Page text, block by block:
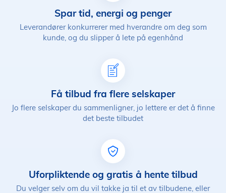
Spar tid, energi og penger
Leverandører konkurrerer med hverandre om deg som
kunde, og du slipper å lete på egenhånd
Få tilbud fra flere selskaper
Jo flere selskaper du sammenligner, jo lettere er det å finne
det beste tilbudet
Uforpliktende og gratis å hente tilbud
Du velger selv om du vil takke ja til et av tilbudene, eller